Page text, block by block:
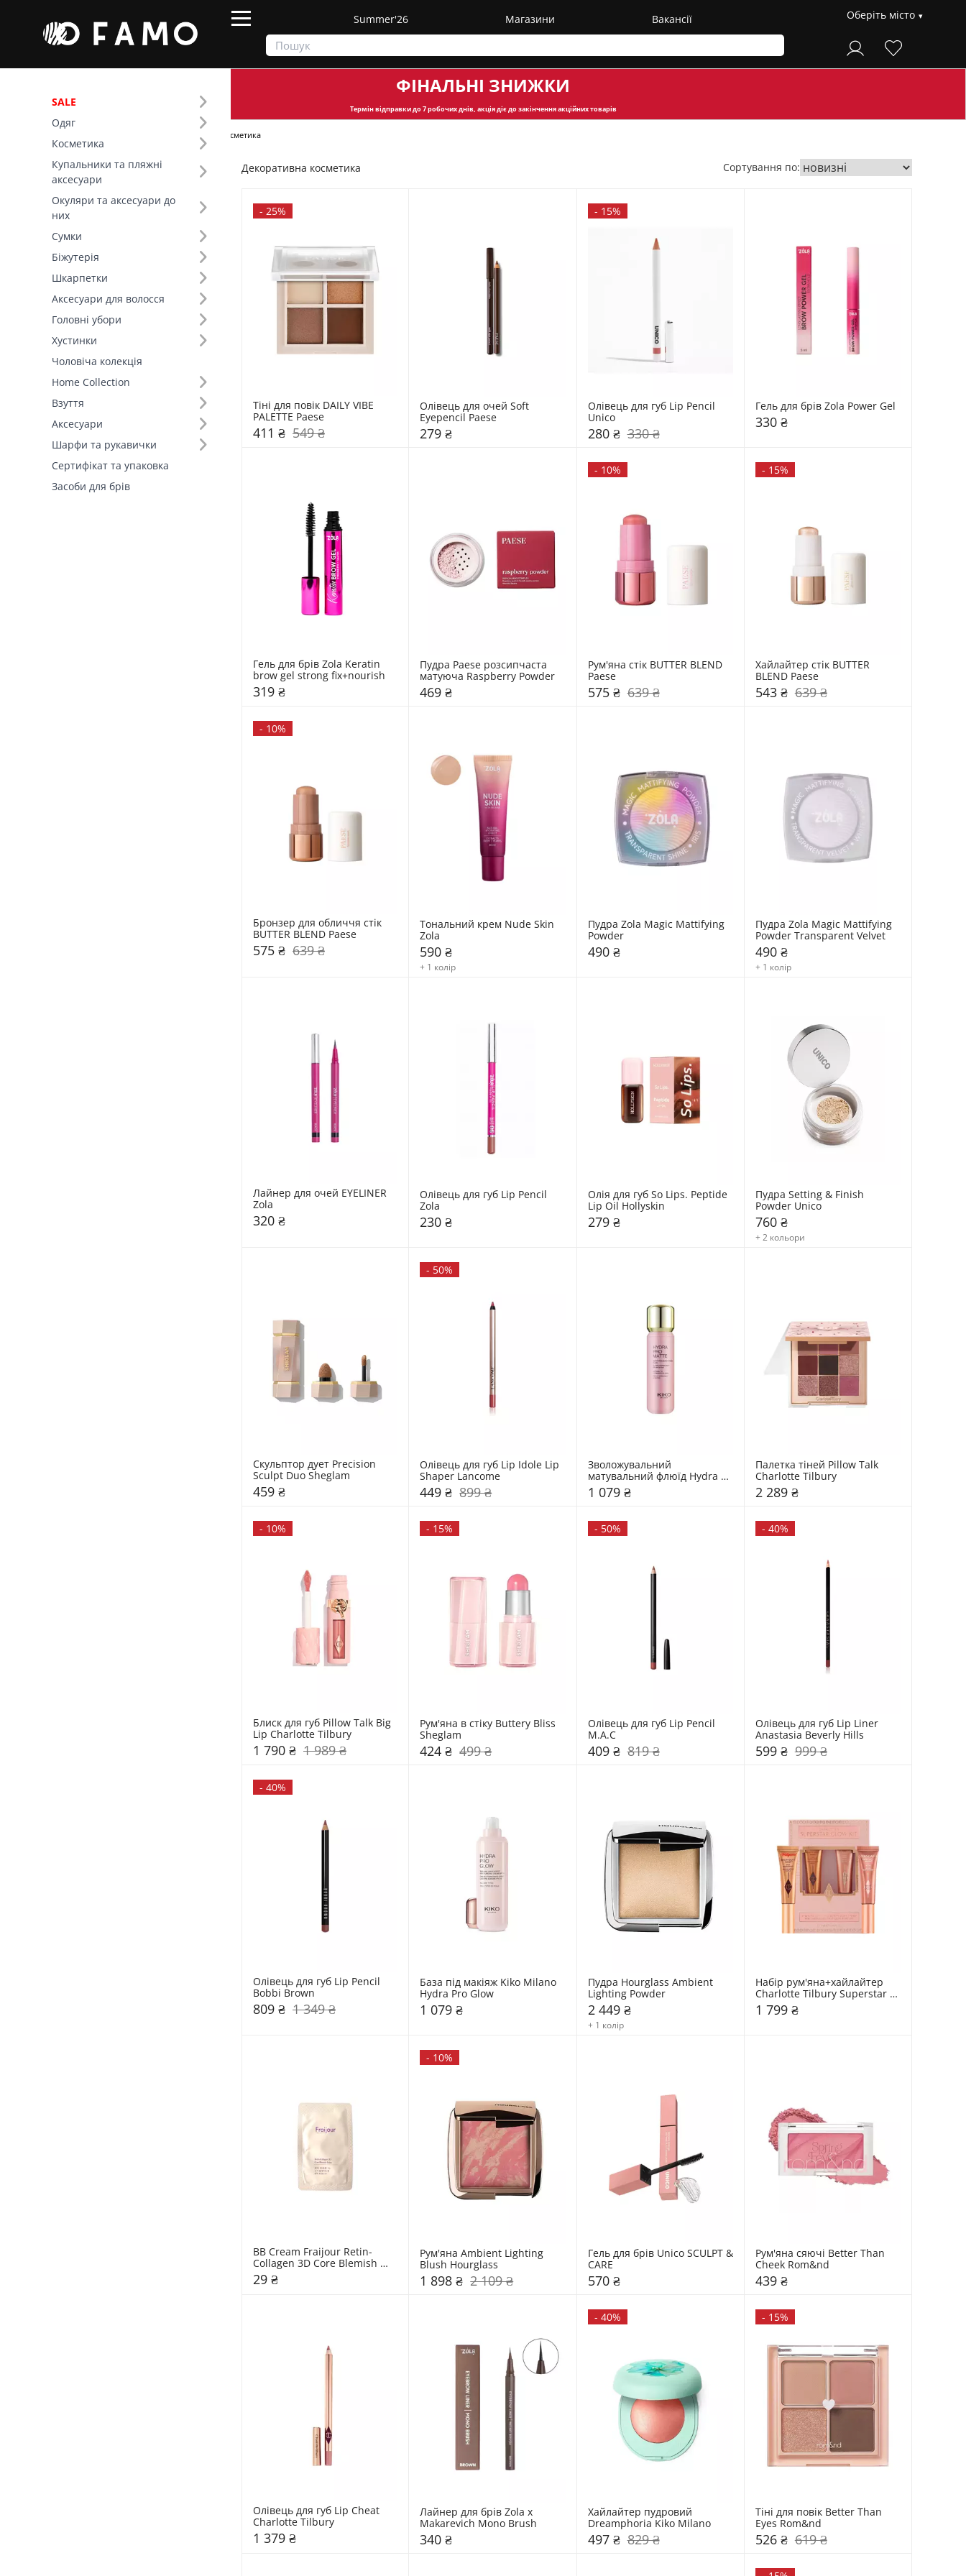
Summer'26 Магазини Вакансії Оберіть місто
SALE
Одяг
Косметика
Купальники та пляжні
аксесуари
Окуляри та аксесуари до
них
Сумки
Біжутерія
Шкарпетки
Аксесуари для волосся
Головні убори
Хустинки
Чоловіча колекція
Home Collection
Взуття
Аксесуари
Шарфи та рукавички
Сертифікат та упаковка
Засоби для брів
ФІНАЛЬНІ ЗНИЖКИ
Термін відправкидо 7 робочих днів, акція діє до закінчення акційних товарів
Декоративна косметика
Фільтр
Ціна
SALE
Бренд (42)
Вид товару (44)
Декоративна косметика Сортування по:
- 25%
Тіні для повік DAILY VIBE
PALETTE Paese
411 ₴ 549 ₴
Олівець для очей Soft
Eyepencil Paese
279 ₴
- 15%
Олівець для губ Lip Pencil
Unico
280 ₴ 330 ₴
Гель для брів Zola Power Gel
330 ₴
Гель для брів Zola Keratin
brow gel strong fix+nourish
319 ₴
Пудра Paese розсипчаста
матуюча Raspberry Powder
469 ₴
- 10%
Рум'яна стік BUTTER BLEND
Paese
575 ₴ 639 ₴
- 15%
Хайлайтер стік BUTTER
BLEND Paese
543 ₴ 639 ₴
- 10%
Бронзер для обличчя стік
BUTTER BLEND Paese
575 ₴ 639 ₴
Тональний крем Nude Skin
Zola
590 ₴
+ 1 колір
Пудра Zola Magic Mattifying
Powder
490 ₴
Пудра Zola Magic Mattifying
Powder Transparent Velvet
490 ₴
+ 1 колір
Лайнер для очей EYELINER
Zola
320 ₴
Олівець для губ Lip Pencil
Zola
230 ₴
Олія для губ So Lips. Peptide
Lip Oil Hollyskin
279 ₴
Пудра Setting & Finish
Powder Unico
760 ₴
+ 2 кольори
Скульптор дует Precision
Sculpt Duo Sheglam
459 ₴
- 50%
Олівець для губ Lip Idole Lip
Shaper Lancome
449 ₴ 899 ₴
Зволожувальний
матувальний флюїд Hydra
Pro Matte Kiko Milano
1 079 ₴
Палетка тіней Pillow Talk
Charlotte Tilbury
2 289 ₴
- 10%
Блиск для губ Pillow Talk Big
Lip Charlotte Tilbury
1 790 ₴ 1 989 ₴
- 15%
Рум'яна в стіку Buttery Bliss
Sheglam
424 ₴ 499 ₴
- 50%
Олівець для губ Lip Pencil
M.A.C
409 ₴ 819 ₴
- 40%
Олівець для губ Lip Liner
Anastasia Beverly Hills
599 ₴ 999 ₴
- 40%
Олівець для губ Lip Pencil
Bobbi Brown
809 ₴ 1 349 ₴
База під макіяж Kiko Milano
Hydra Pro Glow
1 079 ₴
Пудра Hourglass Ambient
Lighting Powder
2 449 ₴
+ 1 колір
Набір рум'яна+хайлайтер
Charlotte Tilbury Superstar
Glow Kit
1 799 ₴
BB Cream Fraijour Retin-
Collagen 3D Core Blemish
Balm
29 ₴
- 10%
Рум'яна Ambient Lighting
Blush Hourglass
1 898 ₴ 2 109 ₴
Гель для брів Unico SCULPT &
CARE
570 ₴
Рум'яна сяючі Better Than
439 ₴
Олівець для губ Lip Cheat
Charlotte Tilbury
1 379 ₴
Лайнер для брів Zola x
Makarevich Mono Brush
340 ₴
- 40%
Хайлайтер пудровий
Dreamphoria Kiko Milano
497 ₴ 829 ₴
- 15%
Тіні для повік Better Than
526 ₴ 619 ₴